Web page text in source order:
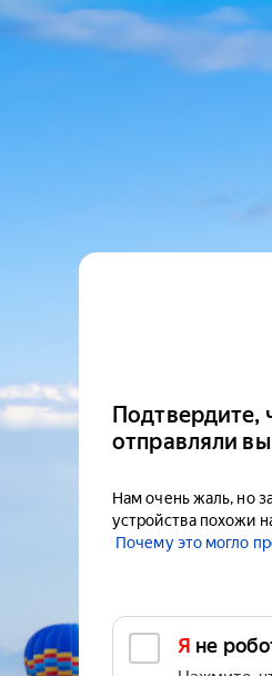
Подтвердите,
отправляли
Нам очень жаль, но
устройства похожи
Почему это могло
Я не